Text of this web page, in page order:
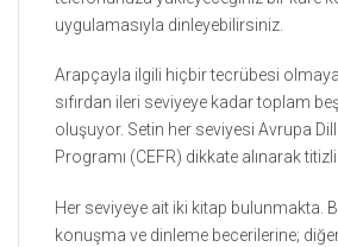
uygulamasıyla dinleyebilirsiniz.
Arapçayla ilgili hiçbir tecrübesi
sıfırdan ileri seviyeye kadar toplam
oluşuyor. Setin her seviyesi Avrupa
Programı (CEFR) dikkate alınarak
Her seviyeye ait iki kitap bulunmakta.
konuşma ve dinleme becerilerine;